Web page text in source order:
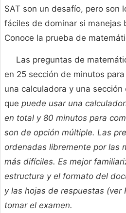
SAT son un desafío, pero son
fáciles de dominar si manejas
Conoce la prueba de
Las preguntas de
en 25 sección de minutos
una calculadora y una
que puede usar una
en total y 80 minutos para
son de opción múltiple. Las
ordenadas libremente por las
más difíciles. Es mejor
estructura y el formato del
y las hojas de respuestas (ver
tomar el examen.